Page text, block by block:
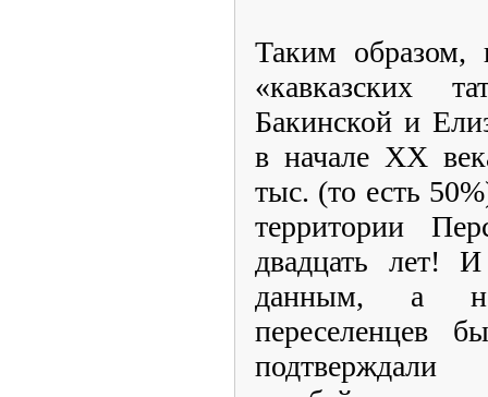
Таким
«кавказских
Бакинской и
в начале XX
тыс. (то есть
территории
двадцать лет!
данным, а
переселенцев